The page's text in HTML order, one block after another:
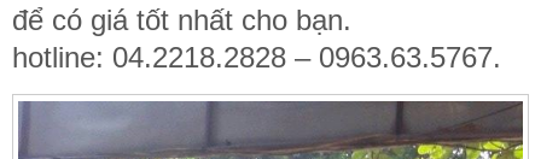
để có giá tốt nhất cho bạn.
hotline: 04.2218.2828 – 0963.63.5767.